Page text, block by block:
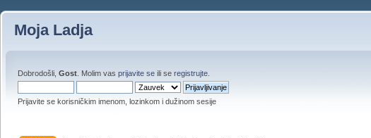
Moja Ladja
Dobrodošli, Gost . Molim vas prijavite se ili se registrujte
Prijavite se korisničkim imenom, lozinkom i dužinom sesije